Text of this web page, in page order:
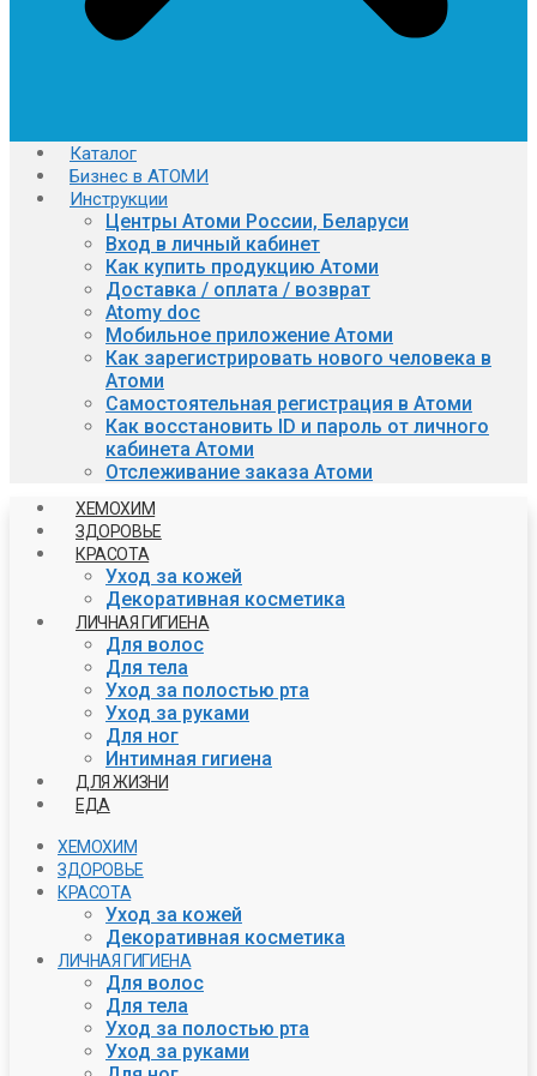
Каталог
Бизнес в АТОМИ
Инструкции
Центры Атоми России, Беларуси
Вход в личный кабинет
Как купить продукцию Атоми
Доставка / оплата / возврат
Atomy doc
Мобильное приложение Атоми
Как зарегистрировать нового человека в
Атоми
Самостоятельная регистрация в Атоми
Как восстановить ID и пароль от личного
кабинета Атоми
Отслеживание заказа Атоми
ХЕМОХИМ
ЗДОРОВЬЕ
КРАСОТА
Уход за кожей
Декоративная косметика
ЛИЧНАЯ ГИГИЕНА
Для волос
Для тела
Уход за полостью рта
Уход за руками
Для ног
Интимная гигиена
ДЛЯ ЖИЗНИ
ЕДА
ХЕМОХИМ
ЗДОРОВЬЕ
КРАСОТА
Уход за кожей
Декоративная косметика
ЛИЧНАЯ ГИГИЕНА
Для волос
Для тела
Уход за полостью рта
Уход за руками